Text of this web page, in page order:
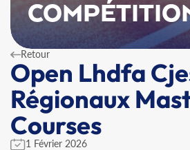
Retour
Open Lhdfa
Régionaux
Courses
1 Février 2026